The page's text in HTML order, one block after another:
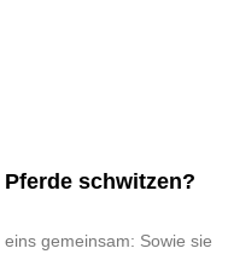
schwitzen?
gemeinsam: Sowie sie